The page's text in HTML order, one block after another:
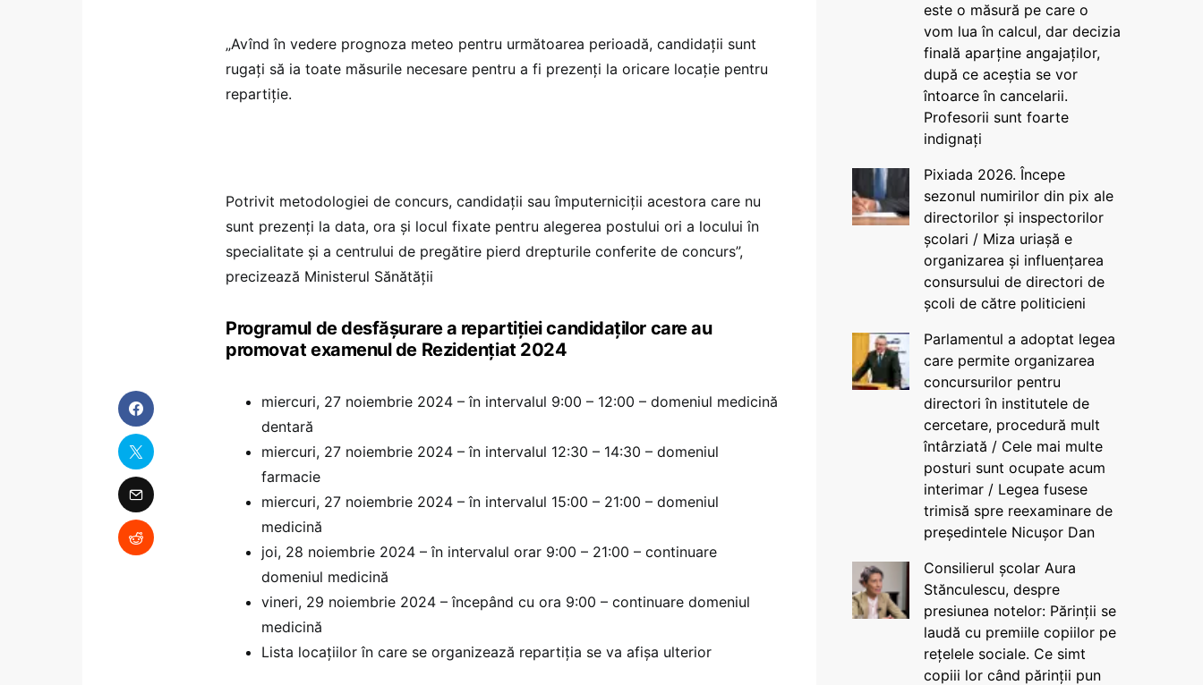
„Avînd în vedere prognoza meteo pentru următoarea perioadă, candidații sunt
rugați să ia toate măsurile necesare pentru a fi prezenți la oricare locație pentru
repartiție.
Potrivit metodologiei de concurs, candidaţii sau împuterniciţii acestora care nu
sunt prezenţi la data, ora şi locul fixate pentru alegerea postului ori a locului în
specialitate şi a centrului de pregătire pierd drepturile conferite de concurs”,
precizează Ministerul Sănătății
Programul de desfășurare a repartiției candidaților care au
promovat examenul de Rezidențiat 2024
miercuri, 27 noiembrie 2024 – în intervalul 9:00 – 12:00 – domeniul medicină
dentară
miercuri, 27 noiembrie 2024 – în intervalul 12:30 – 14:30 – domeniul
farmacie
miercuri, 27 noiembrie 2024 – în intervalul 15:00 – 21:00 – domeniul
medicină
joi, 28 noiembrie 2024 – în intervalul orar 9:00 – 21:00 – continuare
domeniul medicină
vineri, 29 noiembrie 2024 – începând cu ora 9:00 – continuare domeniul
medicină
Lista locațiilor în care se organizează repartiția se va afișa ulterior
este o măsură pe care o
vom lua în calcul, dar decizia
finală aparține angajaților,
după ce aceștia se vor
întoarce în cancelarii.
Profesorii sunt foarte
indignați
Pixiada 2026. Începe
sezonul numirilor din pix ale
directorilor și inspectorilor
școlari / Miza uriașă e
organizarea și influențarea
consursului de directori de
școli de către politicieni
Parlamentul a adoptat legea
care permite organizarea
concursurilor pentru
directori în institutele de
cercetare, procedură mult
întârziată / Cele mai multe
posturi sunt ocupate acum
interimar / Legea fusese
trimisă spre reexaminare de
președintele Nicușor Dan
Consilierul școlar Aura
Stănculescu, despre
presiunea notelor: Părinții se
laudă cu premiile copiilor pe
rețelele sociale. Ce simt
copiii lor când părinții pun